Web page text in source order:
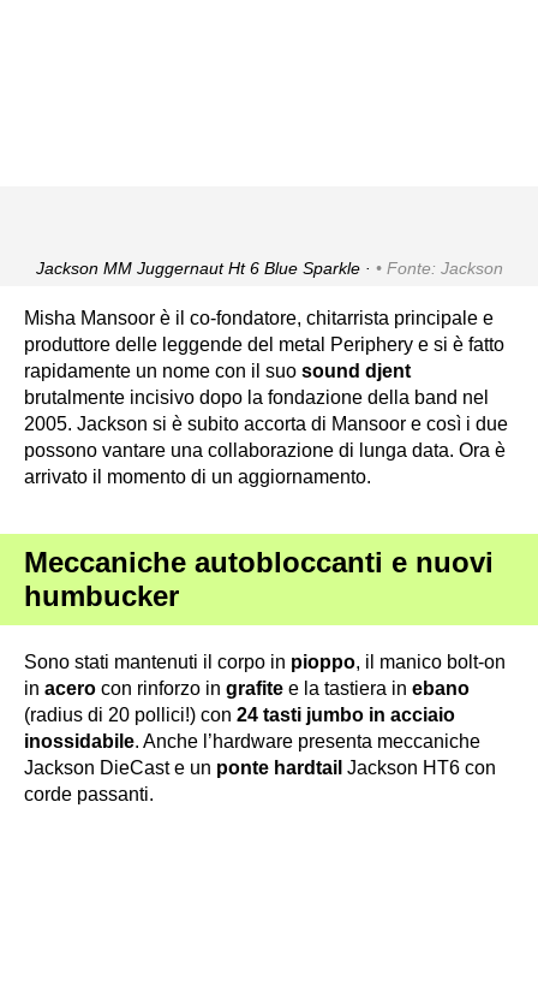
Jackson MM Juggernaut Ht 6 Blue Sparkle · Fonte: Jackson
Misha Mansoor è il co-fondatore, chitarrista principale e
produttore delle leggende del metal Periphery e si è fatto
rapidamente un nome con il suo sound djent
brutalmente incisivo dopo la fondazione della band nel
2005. Jackson si è subito accorta di Mansoor e così i due
possono vantare una collaborazione di lunga data. Ora è
arrivato il momento di un aggiornamento.
Meccaniche autobloccanti e nuovi
humbucker
Sono stati mantenuti il corpo in pioppo, il manico bolt-on
in acero con rinforzo in grafite e la tastiera in ebano
(radius di 20 pollici!) con 24 tasti jumbo in acciaio
inossidabile. Anche l’hardware presenta meccaniche
Jackson DieCast e un ponte hardtail Jackson HT6 con
corde passanti.